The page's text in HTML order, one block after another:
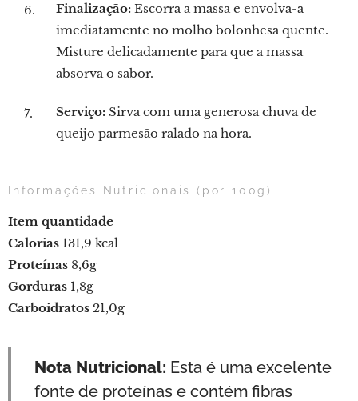
Finalização: Escorra a massa e envolva-a
imediatamente no molho bolonhesa quente.
Misture delicadamente para que a massa
absorva o sabor.
Serviço: Sirva com uma generosa chuva de
queijo parmesão ralado na hora.
Informações Nutricionais (por 100g)
Item quantidade
Calorias 131,9 kcal
Proteínas 8,6g
Gorduras 1,8g
Carboidratos 21,0g
Nota Nutricional: Esta é uma excelente
fonte de proteínas e contém fibras